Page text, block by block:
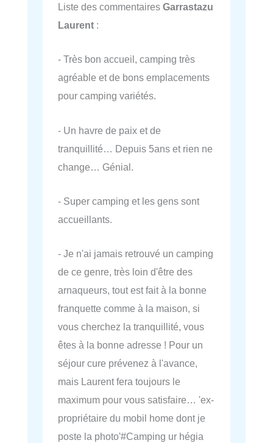
Liste des commentaires Garrastazu
Laurent :
- Très bon accueil, camping très
agréable et de bons emplacements
pour camping variétés.
- Un havre de paix et de
tranquillité… Depuis 5ans et rien ne
change… Génial.
- Super camping et les gens sont
accueillants.
- Je n'ai jamais retrouvé un camping
de ce genre, très loin d'être des
arnaqueurs, tout est fait à la bonne
franquette comme à la maison, si
vous cherchez la tranquillité, vous
êtes à la bonne adresse ! Pour un
séjour cure prévenez à l'avance,
mais Laurent fera toujours le
maximum pour vous satisfaire… 'ex-
propriétaire du mobil home dont je
poste la photo'#Camping ur hégia